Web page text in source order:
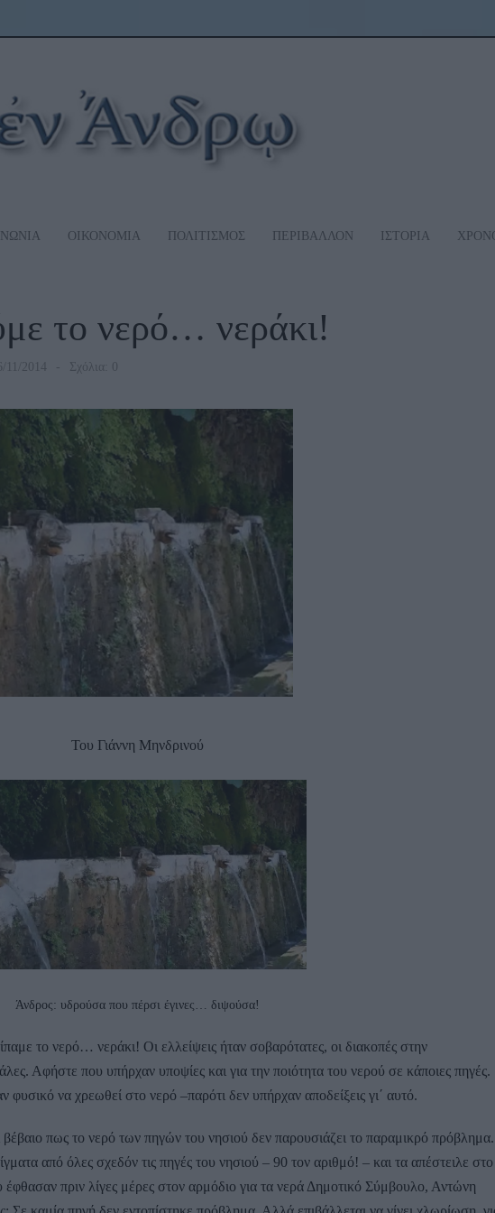
ΟΙΚΟΝΟΜΙΑ ΠΟΛΙΤΙΣΜΟΣ ΠΕΡΙΒΑΛΛΟΝ ΙΣΤΟΡΙΑ
το νερό… νεράκι!
11/2014 Σχόλια: 0
Του Γιάννη Μηνδρινού
Άνδρος: υδρούσα που πέρσι έγινες… διψούσα!
το νερό… νεράκι! Οι ελλείψεις ήταν σοβαρότατες, οι διακοπές στην
Αφήστε που υπήρχαν υποψίες και για την ποιότητα του νερού σε κάποιες πηγές.
φυσικό να χρεωθεί στο νερό –παρότι δεν υπήρχαν αποδείξεις γι΄ αυτό.
βέβαιο πως το νερό των πηγών του νησιού δεν παρουσιάζει το παραμικρό πρόβλημα.
από όλες σχεδόν τις πηγές του νησιού – 90 τον αριθμό! – και τα απέστειλε στο
έφθασαν πριν λίγες μέρες στον αρμόδιο για τα νερά Δημοτικό Σύμβουλο, Αντώνη